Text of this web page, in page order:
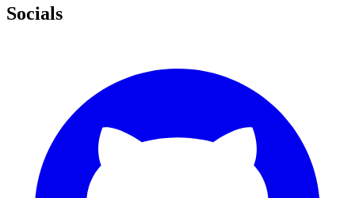
Socials